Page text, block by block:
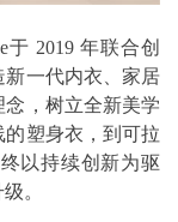
于 2019 年联合创
新一代内衣、家居
，树立全新美学
塑身衣，到可拉
以持续创新为驱
。